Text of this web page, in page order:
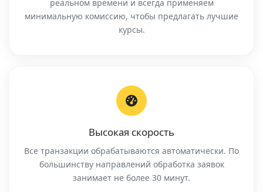
реальном времени и всегда применяем
минимальную комиссию, чтобы предлагать лучшие
курсы.
Высокая скорость
Все транзакции обрабатываются автоматически. По
большинству направлений обработка заявок
занимает не более 30 минут.